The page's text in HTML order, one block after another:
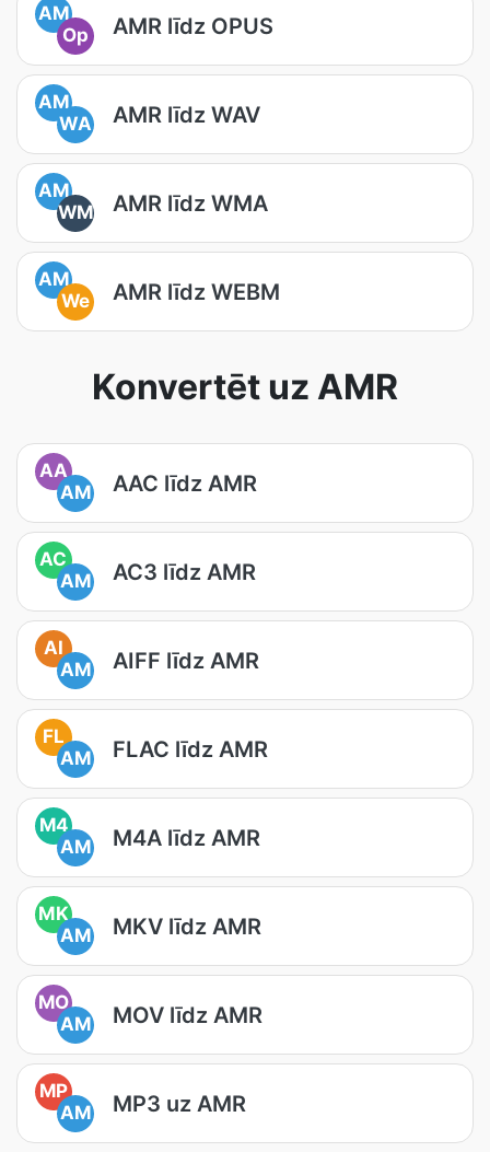
AM
Op
AMR līdz OPUS
AM
WA
AMR līdz WAV
AM
WM
AMR līdz WMA
AM
We
AMR līdz WEBM
Konvertēt uz AMR
AA
AM
AAC līdz AMR
AC
AM
AC3 līdz AMR
AI
AM
AIFF līdz AMR
FL
AM
FLAC līdz AMR
M4
AM
M4A līdz AMR
MK
AM
MKV līdz AMR
MO
AM
MOV līdz AMR
MP
AM
MP3 uz AMR